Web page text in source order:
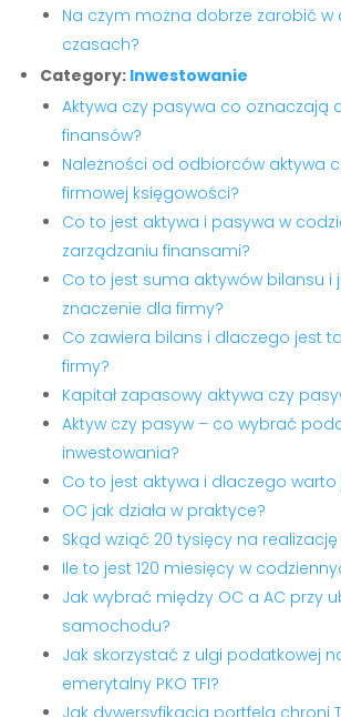
Na czym można dobrze zarobić w
czasach?
Category: Inwestowanie
Aktywa czy pasywa co oznaczają
finansów?
Należności od odbiorców aktywa
firmowej księgowości?
Co to jest aktywa i pasywa w
zarządzaniu finansami?
Co to jest suma aktywów bilansu i
znaczenie dla firmy?
Co zawiera bilans i dlaczego jest
firmy?
Kapitał zapasowy aktywa czy
Aktyw czy pasyw – co wybrać
inwestowania?
Co to jest aktywa i dlaczego warto
OC jak działa w praktyce?
Skąd wziąć 20 tysięcy na
Ile to jest 120 miesięcy w
Jak wybrać między OC a AC przy
samochodu?
Jak skorzystać z ulgi podatkowej
emerytalny PKO TFI?